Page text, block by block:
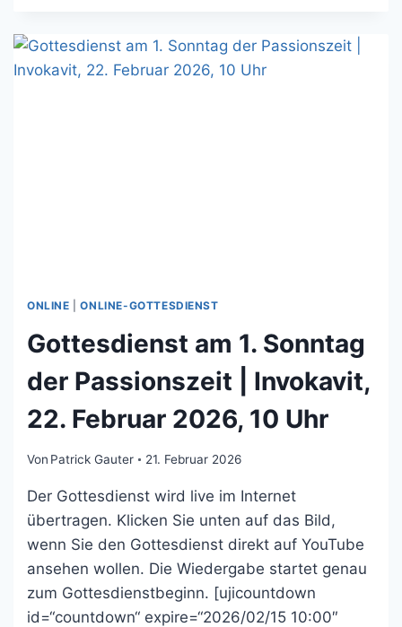
SONNTAG
PASSIONSZEIT
ONLINE |ONLINE-GOTTESDIENST
Gottesdienst am 1. Sonntag
der Passionszeit | Invokavit,
22. Februar 2026, 10 Uhr
Von Patrick Gauter 21. Februar 2026
Der Gottesdienst wird live im Internet
übertragen. Klicken Sie unten auf das Bild,
wenn Sie den Gottesdienst direkt auf YouTube
ansehen wollen. Die Wiedergabe startet genau
zum Gottesdienstbeginn. [ujicountdown
id=“countdown“ expire=“2026/02/15 10:00″